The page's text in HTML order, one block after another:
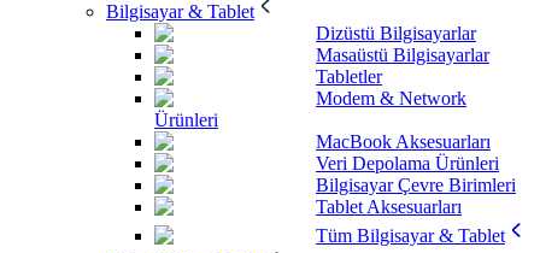
Bilgisayar & Tablet
Dizüstü Bilgisayarlar
Masaüstü Bilgisayarlar
Tabletler
Modem & Network
Ürünleri
MacBook Aksesuarları
Veri Depolama Ürünleri
Bilgisayar Çevre Birimleri
Tablet Aksesuarları
Tüm Bilgisayar & Tablet